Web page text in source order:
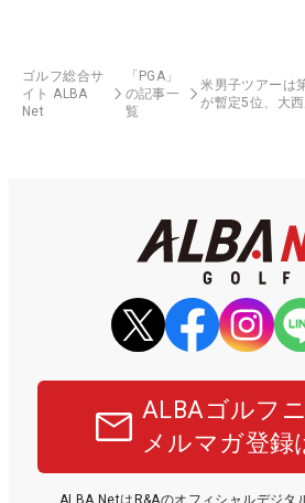
ゴルフ総合サ
イト ALBA
Net
「PGA」
の記事一
覧
米男子ツアーは
が暫定5位、大
ALBAゴルフ
メルマガ登録
ALBA NetはR&Aのオフィシャルデジタ